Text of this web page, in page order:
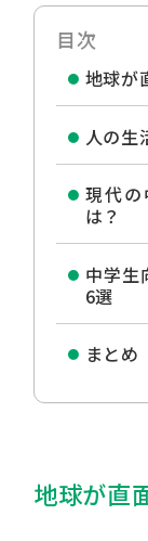
目次
地球が
人の生
現代
は？
中学生
6選
まとめ
地球が直